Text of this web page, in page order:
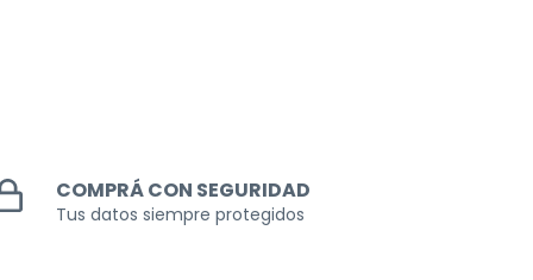
COMPRÁ CON SEGURIDAD
Tus datos siempre protegidos